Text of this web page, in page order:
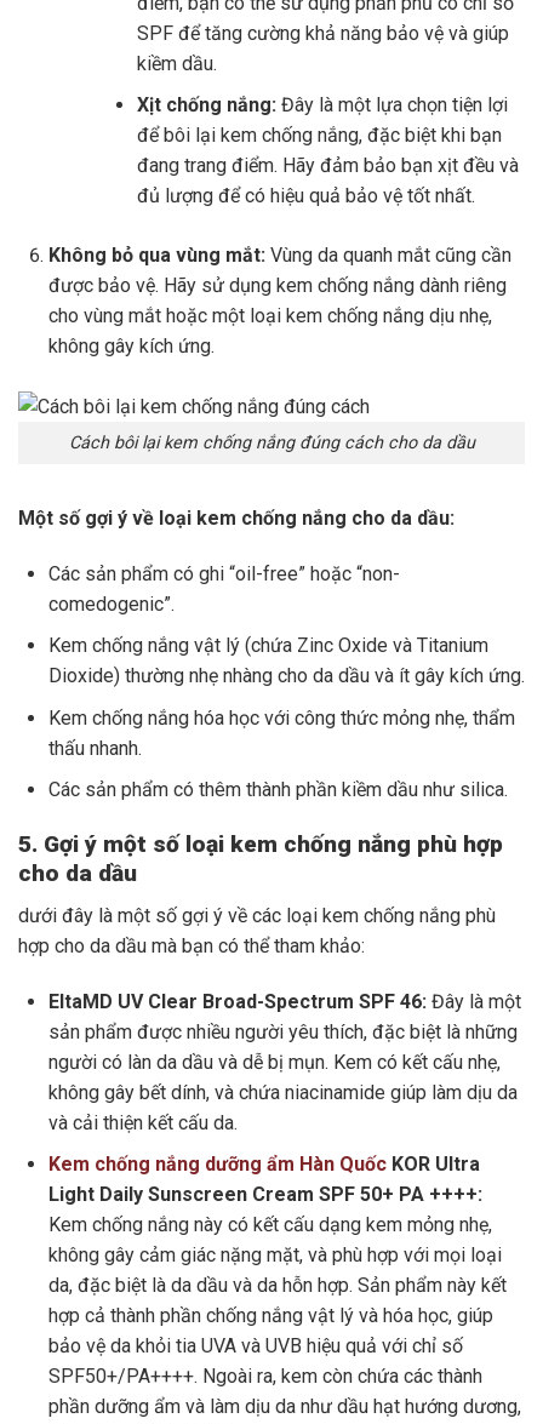
SPF để tăng cường khả năng bảo vệ và giúp
kiềm dầu.
Xịt chống nắng: Đây là một lựa chọn tiện lợi
để bôi lại kem chống nắng, đặc biệt khi bạn
đang trang điểm. Hãy đảm bảo bạn xịt đều và
đủ lượng để có hiệu quả bảo vệ tốt nhất.
Không bỏ qua vùng mắt: Vùng da quanh mắt cũng cần
được bảo vệ. Hãy sử dụng kem chống nắng dành riêng
cho vùng mắt hoặc một loại kem chống nắng dịu nhẹ,
không gây kích ứng.
Cách bôi lại kem chống nắng đúng cách cho da dầu
Một số gợi ý về loại kem chống nắng cho da dầu:
Các sản phẩm có ghi “oil-free” hoặc “non-
comedogenic”.
Kem chống nắng vật lý (chứa Zinc Oxide và Titanium
Dioxide) thường nhẹ nhàng cho da dầu và ít gây kích ứng.
Kem chống nắng hóa học với công thức mỏng nhẹ, thẩm
thấu nhanh.
Các sản phẩm có thêm thành phần kiềm dầu như silica.
5. Gợi ý một số loại kem chống nắng phù hợp
cho da dầu
dưới đây là một số gợi ý về các loại kem chống nắng phù
hợp cho da dầu mà bạn có thể tham khảo:
EltaMD UV Clear Broad-Spectrum SPF 46: Đây là một
sản phẩm được nhiều người yêu thích, đặc biệt là những
người có làn da dầu và dễ bị mụn. Kem có kết cấu nhẹ,
không gây bết dính, và chứa niacinamide giúp làm dịu da
và cải thiện kết cấu da.
Kem chống nắng dưỡng ẩm Hàn Quốc KOR Ultra
Light Daily Sunscreen Cream SPF 50+ PA ++++:
Kem chống nắng này có kết cấu dạng kem mỏng nhẹ,
không gây cảm giác nặng mặt, và phù hợp với mọi loại
da, đặc biệt là da dầu và da hỗn hợp. Sản phẩm này kết
hợp cả thành phần chống nắng vật lý và hóa học, giúp
bảo vệ da khỏi tia UVA và UVB hiệu quả với chỉ số
SPF50+/PA++++. Ngoài ra, kem còn chứa các thành
phần dưỡng ẩm và làm dịu da như dầu hạt hướng dương,